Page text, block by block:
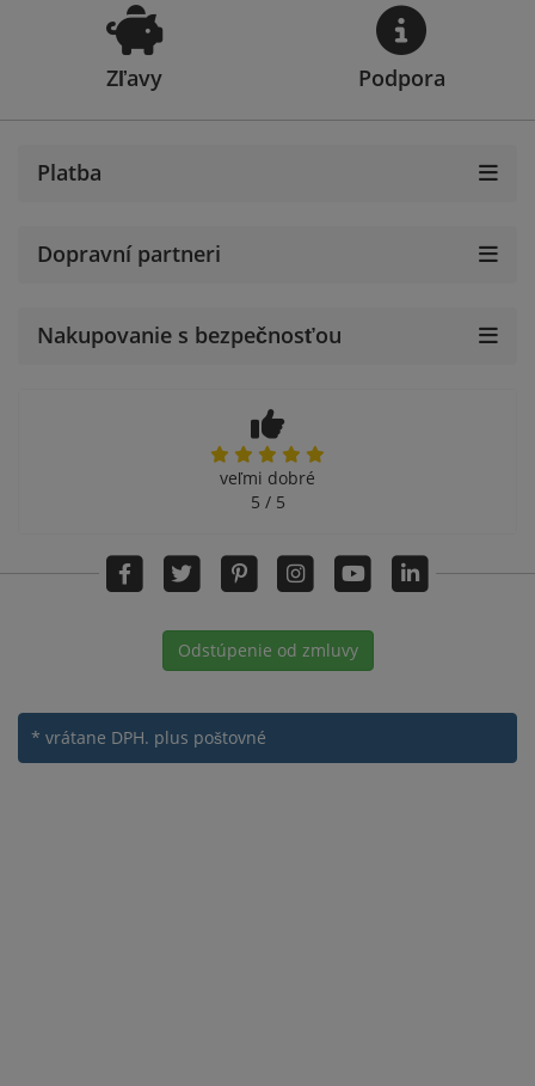
Zľavy Podpora
Platba
Dopravní partneri
Nakupovanie s bezpečnosťou
veľmi dobré
5 / 5
Odstúpenie od zmluvy
* vrátane DPH. plus poštovné